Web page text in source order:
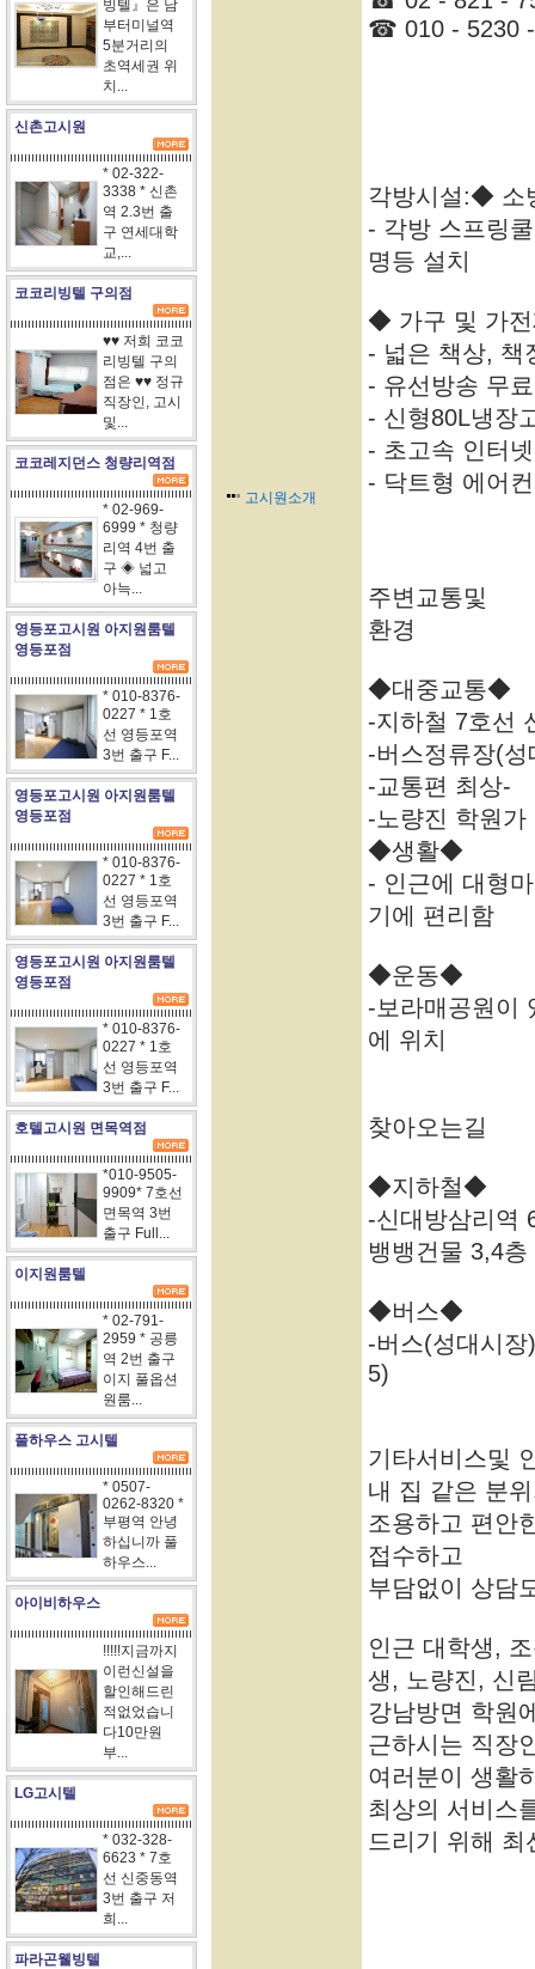
빙텔』은 남
부터미널역
5분거리의
초역세권 위
치...
신촌고시원
* 02-322-
3338 * 신촌
역 2.3번 출
구 연세대학
교,...
코코리빙텔 구의점
♥♥ 저희 코코
리빙텔 구의
점은 ♥♥ 정규
직장인, 고시
및...
코코레지던스 청량리역점
* 02-969-
6999 * 청량
리역 4번 출
구 ◈ 넓고
아늑...
영등포고시원 아지원룸텔
영등포점
* 010-8376-
0227 * 1호
선 영등포역
3번 출구 F...
영등포고시원 아지원룸텔
영등포점
* 010-8376-
0227 * 1호
선 영등포역
3번 출구 F...
영등포고시원 아지원룸텔
영등포점
* 010-8376-
0227 * 1호
선 영등포역
3번 출구 F...
호텔고시원 면목역점
*010-9505-
9909* 7호선
면목역 3번
출구 Full...
이지원룸텔
* 02-791-
2959 * 공릉
역 2번 출구
이지 풀옵션
원룸...
풀하우스 고시텔
* 0507-
0262-8320 *
부평역 안녕
하십니까 풀
하우스...
아이비하우스
!!!!!지금까지
이런신설을
할인해드린
적없었습니
다10만원
부...
LG고시텔
* 032-328-
6623 * 7호
선 신중동역
3번 출구 저
희...
파라곤웰빙텔
고시원소개
☎ 010 - 5230
각방시설:◆ 소
- 각방 스프링
명등 설치
◆ 가구 및 가
- 넓은 책상, 책
- 유선방송 무
- 신형80L냉장
- 초고속 인터
- 닥트형 에어
주변교통및
환경
◆대중교통◆
-지하철 7호선
-버스정류장(
-교통편 최상-
-노량진 학원
◆생활◆
- 인근에 대형
기에 편리함
◆운동◆
-보라매공원이
에 위치
찾아오는길
◆지하철◆
-신대방삼리역
뱅뱅건물 3,4층
◆버스◆
-버스(성대시
5)
기타서비스및
내 집 같은 분
조용하고 편안
접수하고
부담없이 상담
인근 대학생,
생, 노량진, 신
강남방면 학원
근하시는 직장
여러분이 생활
최상의 서비스
드리기 위해